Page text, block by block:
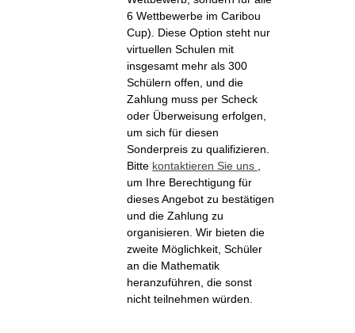
6 Wettbewerbe im Caribou
Cup). Diese Option steht nur
virtuellen Schulen mit
insgesamt mehr als 300
Schülern offen, und die
Zahlung muss per Scheck
oder Überweisung erfolgen,
um sich für diesen
Sonderpreis zu qualifizieren.
Bitte kontaktieren Sie uns
um Ihre Berechtigung für
dieses Angebot zu bestätigen
und die Zahlung zu
organisieren. Wir bieten die
zweite Möglichkeit, Schüler
an die Mathematik
heranzuführen, die sonst
nicht teilnehmen würden.